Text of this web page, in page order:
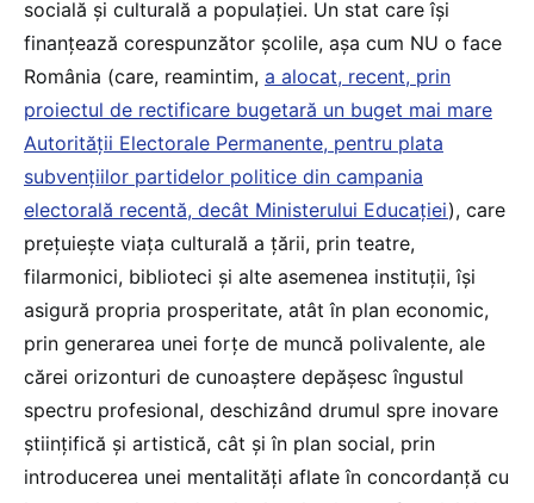
socială și culturală a populației. Un stat care își
finanțează corespunzător școlile, așa cum NU o face
România (care, reamintim, a alocat, recent, prin
proiectul de rectificare bugetară un buget mai mare
Autorității Electorale Permanente, pentru plata
subvențiilor partidelor politice din campania
electorală recentă, decât Ministerului Educației), care
prețuiește viața culturală a țării, prin teatre,
filarmonici, biblioteci și alte asemenea instituții, își
asigură propria prosperitate, atât în plan economic,
prin generarea unei forțe de muncă polivalente, ale
cărei orizonturi de cunoaștere depășesc îngustul
spectru profesional, deschizând drumul spre inovare
științifică și artistică, cât și în plan social, prin
introducerea unei mentalități aflate în concordanță cu